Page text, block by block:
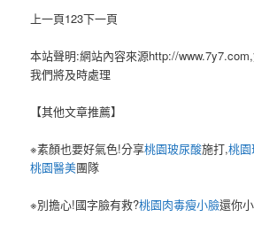
上一頁123下一頁
本站聲明:網站內容來源http://
我們將及時處理
【其他文章推薦】
※素顏也要好氣色!分享桃園玻尿酸施打,桃
桃園醫美團隊
※別擔心!國字臉有救?桃園肉毒瘦小臉還你